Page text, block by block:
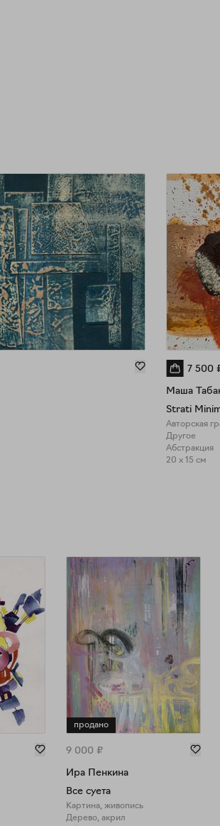
7 500
Маша
Strati
Авторская
Другое
Абстракция
20 x 15 см
продано
9 000 ₽
Ира Пенкина
Все суета
Картина, живопись
Дерево, акрил